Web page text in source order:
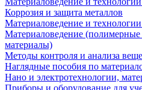
Коррозия и защита металлов
Материаловедение и
Материаловедение
материалы)
Методы контроля и анализа
Наглядные пособия по
Нано и электротехнологии,
Приборы и оборудование для